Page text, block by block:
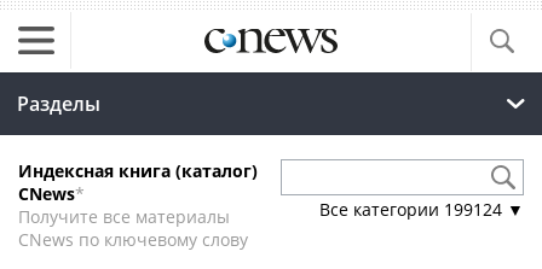
Разделы
Индексная книга (каталог)
CNews*
Получите все материалы
CNews по ключевому слову
Все категории 199124 ▼